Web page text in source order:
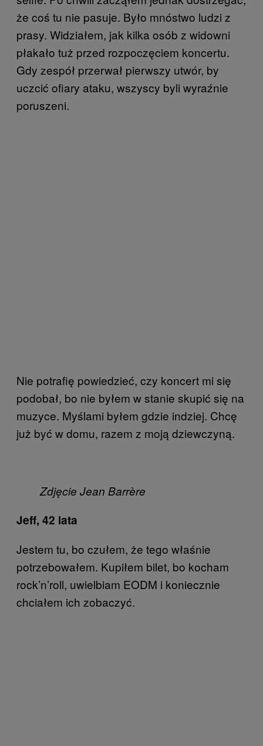
że coś tu nie pasuje. Było mnóstwo ludzi z
prasy. Widziałem, jak kilka osób z widowni
płakało tuż przed rozpoczęciem koncertu.
Gdy zespół przerwał pierwszy utwór, by
uczcić ofiary ataku, wszyscy byli wyraźnie
poruszeni.
Nie potrafię powiedzieć, czy koncert mi się
podobał, bo nie byłem w stanie skupić się na
muzyce. Myślami byłem gdzie indziej. Chcę
już być w domu, razem z moją dziewczyną.
Zdjęcie Jean Barrère
Jeff, 42 lata
Jestem tu, bo czułem, że tego właśnie
potrzebowałem. Kupiłem bilet, bo kocham
rock’n’roll, uwielbiam EODM i koniecznie
chciałem ich zobaczyć.